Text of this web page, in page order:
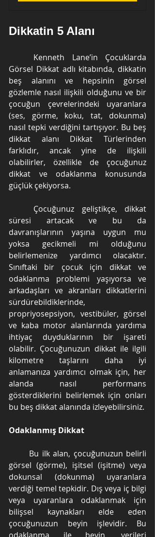
Dikkatin 5 Alanı
Görsel Dikkat adlı kitabında, dikkatin
beş alanını ve hepsinin görsel
gözlemle nasıl ilişkili olduğunu ve bir
çocuğun çevrelerindeki uyaranlara
(ses, görme, koku, tat, dokunma)
nasıl tepki verdiğini tartışıyor. Bu beş
dikkat alanı Dikkat Türlerinden
farklıdır, ancak yine de ilişkili
olabilirler, özellikle de çocuğunuz
dikkat ve odaklanma konusunda
güçlük çekiyorsa.
süresi artacak ve bu da
davranışlarının yaşına uygun mu
yoksa gecikmeli mi olduğunu
belirlemenize yardımcı olacaktır.
Sınıftaki bir çocuk için dikkat ve
odaklanma problemi yaşıyorsa ve
arkadaşları ve akranları dikkatlerini
sürdürebildiklerinde,
propriyosepsiyon, vestibüler, görsel
ve kaba motor alanlarında yardıma
ihtiyaç duyduklarının bir işareti
olabilir. Çocuğunuzun dikkat ile ilgili
kilometre taşlarını daha iyi
anlamanıza yardımcı olmak için, her
alanda nasıl performans
gösterdiklerini belirlemek için onları
bu beş dikkat alanında izleyebilirsiniz.
Odaklanmış Dikkat
görsel (görme), işitsel (işitme) veya
dokunsal (dokunma) uyaranlara
verdiği temel tepkidir. Dış veya iç bilgi
veya uyaranlara odaklanmak için
bilişsel kaynakları elde eden
çocuğunuzun beyin işlevidir. Bu